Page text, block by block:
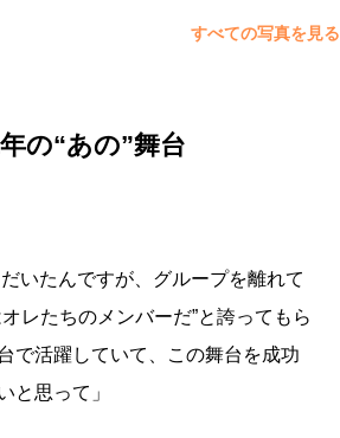
すべての写真を見る
の“あの”舞台
いたんですが、グループを離れて
レたちのメンバーだ”と誇ってもら
で活躍していて、この舞台を成功
と思って」